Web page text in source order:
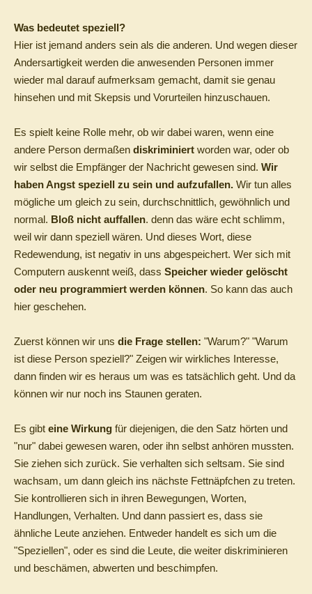
Was bedeutet speziell?
Hier ist jemand anders sein als die anderen. Und wegen dieser
Andersartigkeit werden die anwesenden Personen immer
wieder mal darauf aufmerksam gemacht, damit sie genau
hinsehen und mit Skepsis und Vorurteilen hinzuschauen.
Es spielt keine Rolle mehr, ob wir dabei waren, wenn eine
andere Person dermaßen diskriminiert worden war, oder ob
wir selbst die Empfänger der Nachricht gewesen sind. Wir
haben Angst speziell zu sein und aufzufallen. Wir tun alles
mögliche um gleich zu sein, durchschnittlich, gewöhnlich und
normal. Bloß nicht auffallen. denn das wäre echt schlimm,
weil wir dann speziell wären. Und dieses Wort, diese
Redewendung, ist negativ in uns abgespeichert. Wer sich mit
Computern auskennt weiß, dass Speicher wieder gelöscht
oder neu programmiert werden können. So kann das auch
hier geschehen.
Zuerst können wir uns die Frage stellen: "Warum?" "Warum
ist diese Person speziell?" Zeigen wir wirkliches Interesse,
dann finden wir es heraus um was es tatsächlich geht. Und da
können wir nur noch ins Staunen geraten.
Es gibt eine Wirkung für diejenigen, die den Satz hörten und
"nur" dabei gewesen waren, oder ihn selbst anhören mussten.
Sie ziehen sich zurück. Sie verhalten sich seltsam. Sie sind
wachsam, um dann gleich ins nächste Fettnäpfchen zu treten.
Sie kontrollieren sich in ihren Bewegungen, Worten,
Handlungen, Verhalten. Und dann passiert es, dass sie
ähnliche Leute anziehen. Entweder handelt es sich um die
"Speziellen", oder es sind die Leute, die weiter diskriminieren
und beschämen, abwerten und beschimpfen.